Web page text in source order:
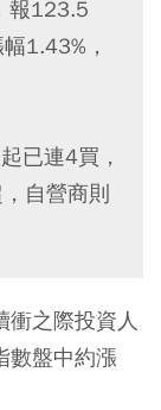
報123.5
1.43%，
已連4買，
自營商則
衝之際投資人
數盤中約漲